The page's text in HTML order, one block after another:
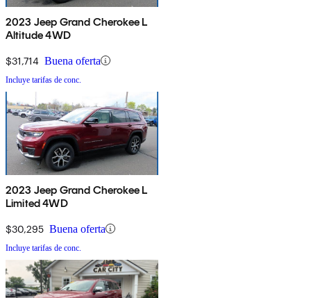
2023 Jeep Grand Cherokee L
Altitude 4WD
$31,714 Buena oferta
Incluye tarifas de conc.
2023 Jeep Grand Cherokee L
Limited 4WD
$30,295 Buena oferta
Incluye tarifas de conc.